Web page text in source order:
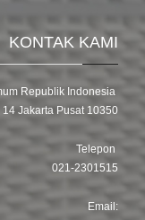
KONTAK KAMI
Republik Indonesia
Jakarta Pusat 10350
Telepon
021-2301515
Email: